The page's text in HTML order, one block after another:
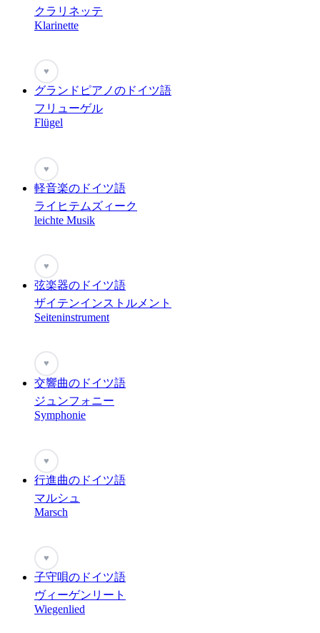
クラリネッテ
Klarinette
♥
グランドピアノのドイツ語
フリューゲル
Flügel
♥
軽音楽のドイツ語
ライヒテムズィーク
leichte Musik
♥
弦楽器のドイツ語
ザイテンインストルメント
Seiteninstrument
♥
交響曲のドイツ語
ジュンフォニー
Symphonie
♥
行進曲のドイツ語
マルシュ
Marsch
♥
子守唄のドイツ語
ヴィーゲンリート
Wiegenlied